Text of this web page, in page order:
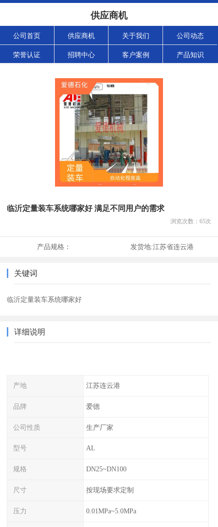
供应商机
公司首页 供应商机 关于我们 公司动态
荣誉认证 招聘中心 客户案例 产品知识
临沂定量装车系统哪家好 满足不同用户的需求
浏览次数： 65次
产品规格： 发货地:江苏省连云港
关键词
临沂定量装车系统哪家好
详细说明
产地 江苏连云港
品牌 爱德
公司性质 生产厂家
型号 AL
规格 DN25~DN100
尺寸 按现场要求定制
压力 0.01MPa~5.0MPa